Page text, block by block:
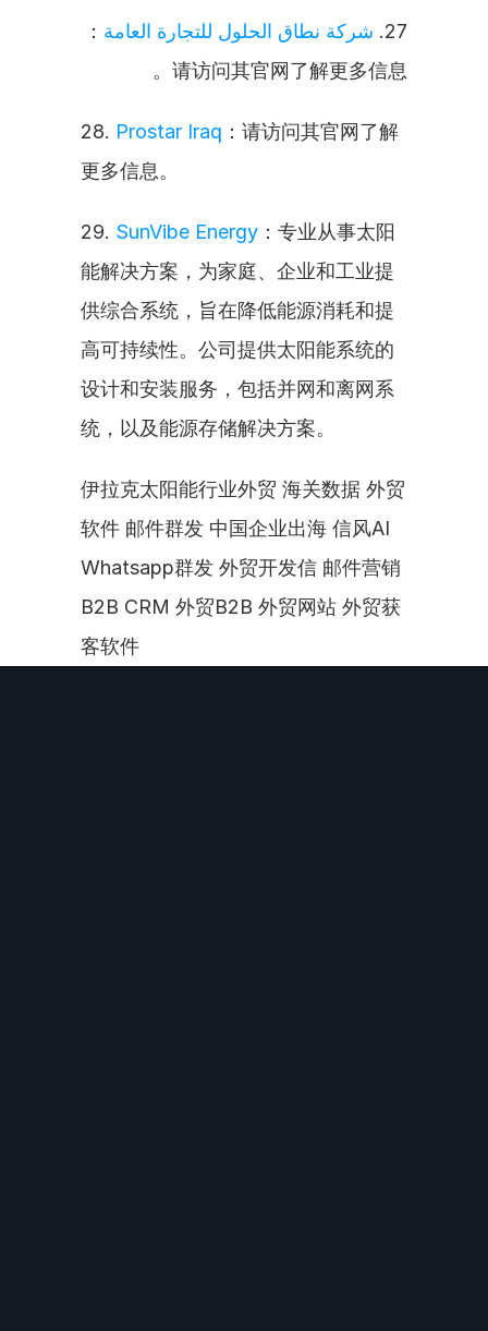
27. شركة نطاق الحلول للتجارة العامة ：
请访问其官网了解更多信息。
28. Prostar Iraq ：请访问其官网了解
更多信息。
29. SunVibe Energy ：专业从事太阳
能解决方案，为家庭、企业和工业提
供综合系统，旨在降低能源消耗和提
高可持续性。公司提供太阳能系统的
设计和安装服务，包括并网和离网系
统，以及能源存储解决方案。
伊拉克太阳能行业外贸 海关数据 外贸
软件 邮件群发 中国企业出海 信风AI
Whatsapp群发 外贸开发信 邮件营销
B2B CRM 外贸B2B 外贸网站 外贸获
客软件